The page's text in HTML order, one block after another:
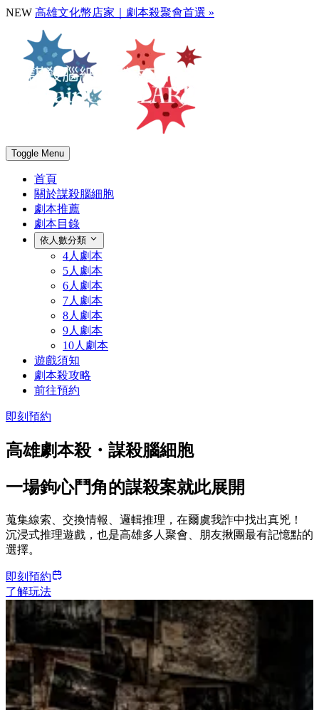
NEW 高雄文化幣店家｜劇本殺聚會首選 »
Toggle Menu
首頁
關於謀殺腦細胞
劇本推薦
劇本目錄
依人數分類
4人劇本
5人劇本
6人劇本
7人劇本
8人劇本
9人劇本
10人劇本
遊戲須知
劇本殺攻略
前往預約
即刻預約
高雄劇本殺 ・謀殺腦細胞
一場鉤心鬥角的謀殺案就此展開
蒐集線索、交換情報、邏輯推理，在爾虞我詐中找出真兇！
沉浸式推理遊戲，也是高雄多人聚會、朋友揪團最有記憶點的
選擇。
即刻預約
了解玩法